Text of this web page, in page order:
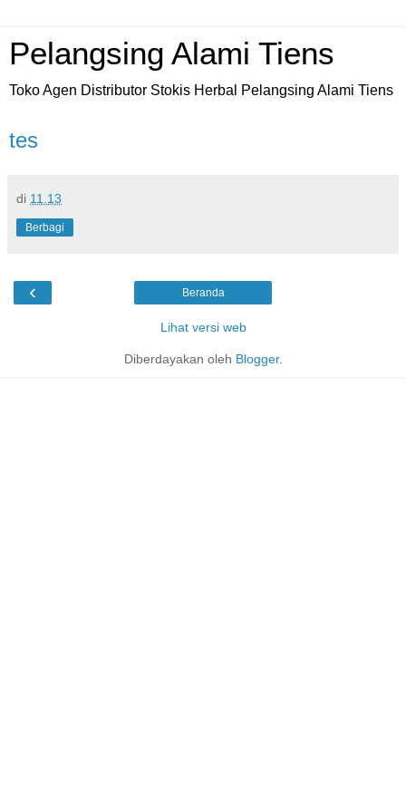
Pelangsing Alami Tiens
Toko Agen Distributor Stokis Herbal Pelangsing Alami Tiens
tes
di 11.13
Berbagi
‹ Beranda
Lihat versi web
Diberdayakan oleh Blogger.